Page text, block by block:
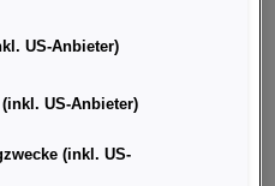
Bank
US-Anbieter)
US-Anbieter)
(inkl. US-